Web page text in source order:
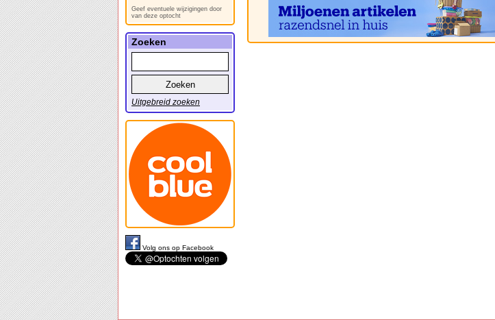
Geef eventuele wijzigingen door
van deze optocht
Zoeken
Uitgebreid zoeken
Volg ons op Facebook